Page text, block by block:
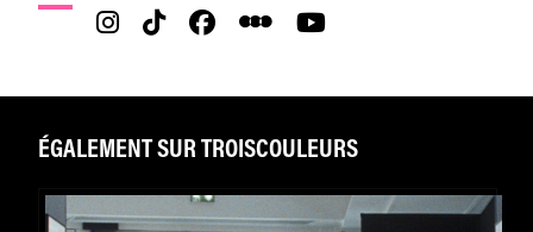
ÉGALEMENT SUR TROISCOULEURS